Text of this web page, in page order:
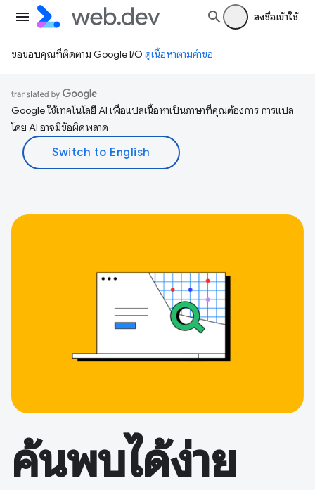
ลงชื่อเข้าใช้
ขอขอบคุณที่ติดตาม Google I/O ดูเนื้อหาตามคำขอ
Google ใช้เทคโนโลยี AI เพื่อแปลเนื้อหาเป็นภาษาที่คุณต้องการ การแปล
โดย AI อาจมีข้อผิดพลาด
ค้นพบได้ง่าย